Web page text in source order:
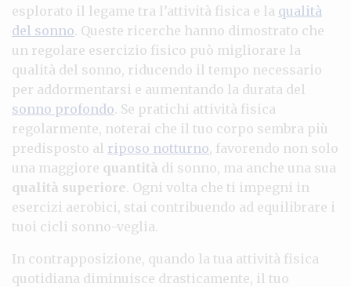
esplorato il legame tra l’attività fisica e la qualità
del sonno. Queste ricerche hanno dimostrato che
un regolare esercizio fisico può migliorare la
qualità del sonno, riducendo il tempo necessario
per addormentarsi e aumentando la durata del
sonno profondo. Se pratichi attività fisica
regolarmente, noterai che il tuo corpo sembra più
predisposto al riposo notturno, favorendo non solo
una maggiore quantità di sonno, ma anche una sua
qualità superiore. Ogni volta che ti impegni in
esercizi aerobici, stai contribuendo ad equilibrare i
tuoi cicli sonno-veglia.
In contrapposizione, quando la tua attività fisica
quotidiana diminuisce drasticamente, il tuo